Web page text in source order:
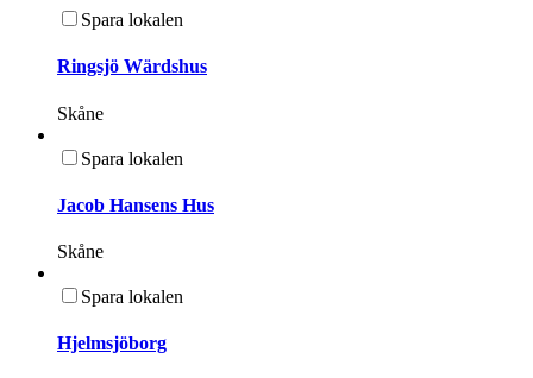
Spara lokalen
Ringsjö Wärdshus
Skåne
Spara lokalen
Jacob Hansens Hus
Skåne
Spara lokalen
Hjelmsjöborg